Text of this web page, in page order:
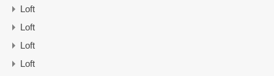
Loft
Loft
Loft
Loft